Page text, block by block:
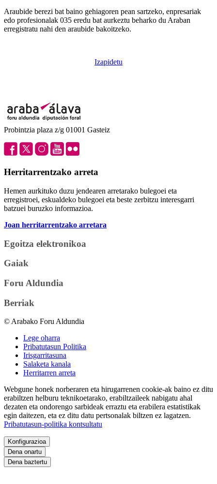
Araubide berezi bat baino gehiagoren pean sartzeko, enpresariak
edo profesionalak 035 eredu bat aurkeztu beharko du Araban
erregistratu nahi den araubide bakoitzeko.
Izapidetu
Probintzia plaza z/g 01001 Gasteiz
Herritarrentzako arreta
Hemen aurkituko duzu jendearen arretarako bulegoei eta
erregistroei, eskualdeko bulegoei eta beste zerbitzu interesgarri
batzuei buruzko informazioa.
Joan herritarrentzako arretara
Egoitza elektronikoa
Gaiak
Foru Aldundia
Berriak
© Arabako Foru Aldundia
Lege oharra
Pribatutasun Politika
Irisgarritasuna
Salaketa kanala
Herritarren arreta
Webgune honek norberaren eta hirugarrenen cookie-ak baino ez ditu
erabiltzen helburu teknikoetarako, erabiltzaileek nabigatu ahal
dezaten eta ondorengo sarbideak erraztu eta erabilera estatistikak
egin daitezen, eta ez ditu datu pertsonalak biltzen ez lagatzen.
Pribatutasun-politika kontsultatu
Konfigurazioa
Dena onartu
Dena baztertu